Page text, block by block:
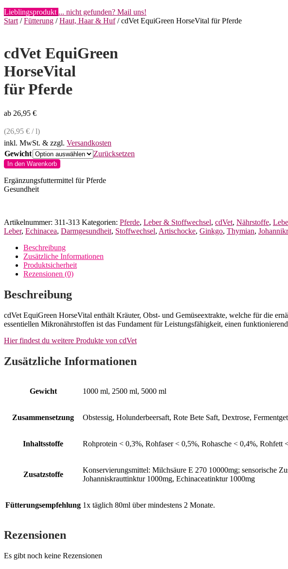
Lieblingsprodukt ... nicht gefunden? Mail uns!
Start /Fütterung /Haut, Haar & Huf/ cdVet EquiGreen HorseVital für Pferde
cdVet EquiGreen
HorseVital
für Pferde
ab 26,95 €
(26,95 € /l)
inkl. MwSt. & zzgl. Versandkosten
Gewicht
Zurücksetzen
cdVet
HorseVital
für
In den Warenkorb
Ergänzungsfuttermittel für Pferde
Gesundheit
Artikelnummer: 311-313 Kategorien: Pferde, Leber & Stoffwechsel, cdVet, Nährstoffe,
Leber, Echinacea, Darmgesundheit, Stoffwechsel, Artischocke, Ginkgo, Thymian,
Beschreibung
Zusätzliche Informationen
Produktsicherheit
Rezensionen (0)
Beschreibung
cdVet EquiGreen HorseVital enthält Kräuter, Obst- und Gemüseextrakte, welche für die
essentiellen Mikronährstoffen ist das Fundament für Leistungsfähigkeit, einen
Hier findest du weitere Produkte von cdVet
Zusätzliche Informationen
Gewicht 1000 ml, 2500 ml, 5000 ml
Zusammensetzung Obstessig, Holunderbeersaft, Rote Bete Saft, Dextrose,
Inhaltsstoffe Rohprotein < 0,3%, Rohfaser < 0,5%, Rohasche < 0,4%, Rohfett
Zusatzstoffe
Konservierungsmittel: Milchsäure E 270 10000mg; sensorische
Johanniskrauttinktur 1000mg, Echinaceatinktur 1000mg
Fütterungsempfehlung 1x täglich 80ml über mindestens 2 Monate.
Rezensionen
Es gibt noch keine Rezensionen